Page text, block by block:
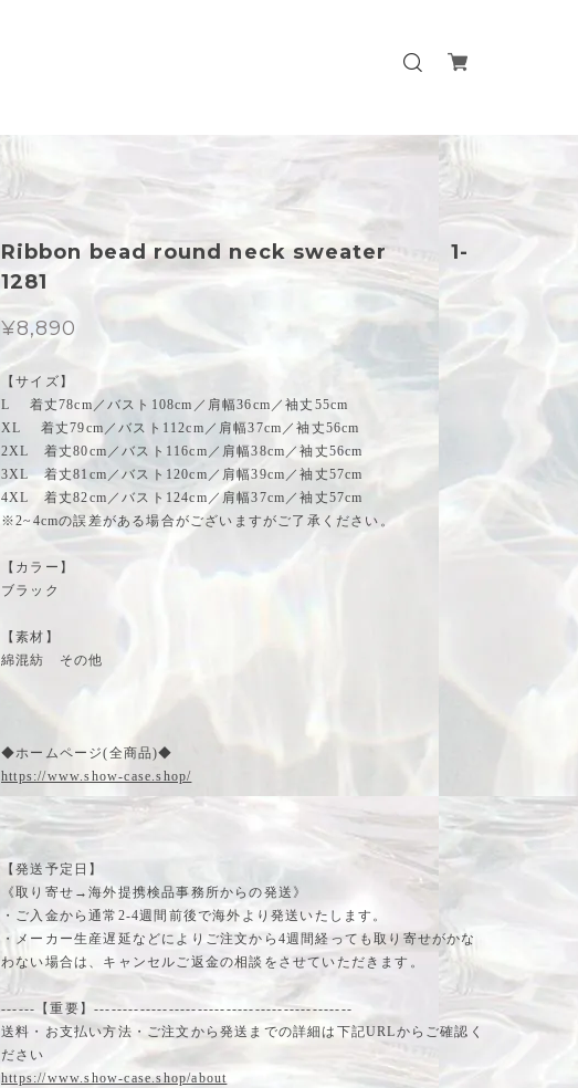
Ribbon bead round neck sweater 1-
1281
¥8,890
【サイズ】
L 着丈78cm／バスト108cm／肩幅36cm／袖丈55cm
XL 着丈79cm／バスト112cm／肩幅37cm／袖丈56cm
2XL 着丈80cm／バスト116cm／肩幅38cm／袖丈56cm
3XL 着丈81cm／バスト120cm／肩幅39cm／袖丈57cm
4XL 着丈82cm／バスト124cm／肩幅37cm／袖丈57cm
※2~4cmの誤差がある場合がございますがご了承ください。
【カラー】
ブラック
【素材】
綿混紡 その他
◆ホームページ(全商品)◆
https://www.show-case.shop/
【発送予定日】
《取り寄せ→海外提携検品事務所からの発送》
・ご入金から通常2-4週間前後で海外より発送いたします。
・メーカー生産遅延などによりご注文から4週間経っても取り寄せがかな
わない場合は、キャンセルご返金の相談をさせていただきます。
------【重要】---------------------------------------------
送料・お支払い方法・ご注文から発送までの詳細は下記URLからご確認く
ださい
https://www.show-case.shop/about